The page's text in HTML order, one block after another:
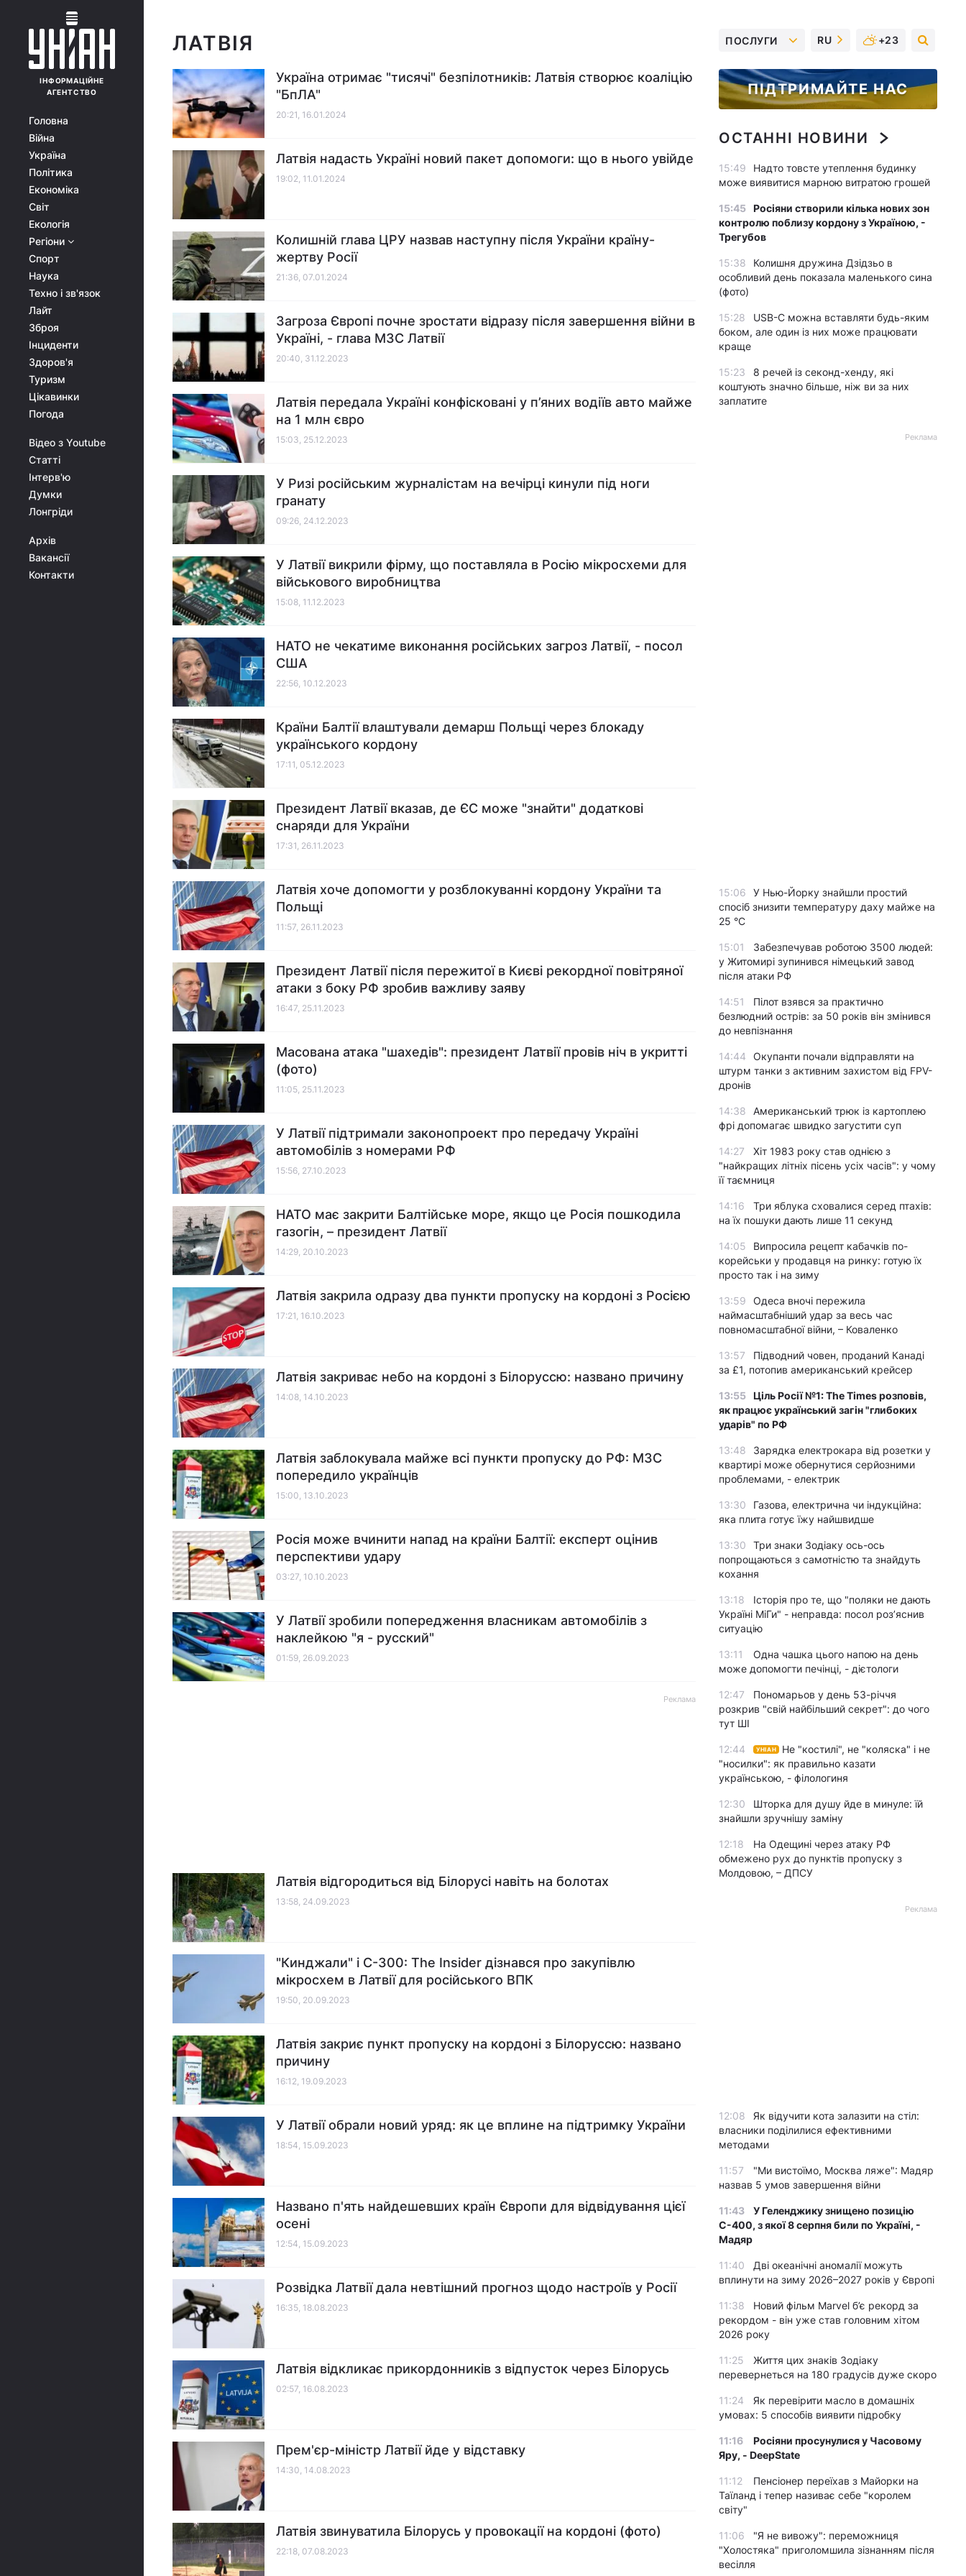
ІНФОРМАЦІЙНЕ
АГЕНТСТВО
Головна
Війна
Україна
Політика
Економіка
Світ
Екологія
Регіони
Спорт
Наука
Техно і зв'язок
Лайт
Зброя
Інциденти
Здоров'я
Туризм
Цікавинки
Погода
Відео з Youtube
Статті
Інтерв'ю
Думки
Лонгріди
Архів
Вакансії
Контакти
ЛАТВІЯ
Україна отримає "тисячі" безпілотників: Латвія створює коаліцію
"БпЛА"
20:21, 16.01.2024
Латвія надасть Україні новий пакет допомоги: що в нього увійде
19:02, 11.01.2024
Колишній глава ЦРУ назвав наступну після України країну-
жертву Росії
21:36, 07.01.2024
Загроза Європі почне зростати відразу після завершення війни в
Україні, - глава МЗС Латвії
20:40, 31.12.2023
Латвія передала Україні конфісковані у п’яних водіїв авто майже
на 1 млн євро
15:03, 25.12.2023
У Ризі російським журналістам на вечірці кинули під ноги
гранату
09:26, 24.12.2023
У Латвії викрили фірму, що поставляла в Росію мікросхеми для
військового виробництва
15:08, 11.12.2023
НАТО не чекатиме виконання російських загроз Латвії, - посол
США
22:56, 10.12.2023
Країни Балтії влаштували демарш Польщі через блокаду
українського кордону
17:11, 05.12.2023
Президент Латвії вказав, де ЄС може "знайти" додаткові
снаряди для України
17:31, 26.11.2023
Латвія хоче допомогти у розблокуванні кордону України та
Польщі
11:57, 26.11.2023
Президент Латвії після пережитої в Києві рекордної повітряної
атаки з боку РФ зробив важливу заяву
16:47, 25.11.2023
Масована атака "шахедів": президент Латвії провів ніч в укритті
(фото)
11:05, 25.11.2023
У Латвії підтримали законопроект про передачу Україні
автомобілів з номерами РФ
15:56, 27.10.2023
НАТО має закрити Балтійське море, якщо це Росія пошкодила
газогін, – президент Латвії
14:29, 20.10.2023
Латвія закрила одразу два пункти пропуску на кордоні з Росією
17:21, 16.10.2023
Латвія закриває небо на кордоні з Білоруссю: названо причину
14:08, 14.10.2023
Латвія заблокувала майже всі пункти пропуску до РФ: МЗС
попередило українців
15:00, 13.10.2023
Росія може вчинити напад на країни Балтії: експерт оцінив
перспективи удару
03:27, 10.10.2023
У Латвії зробили попередження власникам автомобілів з
наклейкою "я - русский"
01:59, 26.09.2023
Реклама
Латвія відгородиться від Білорусі навіть на болотах
13:58, 24.09.2023
"Кинджали" і С-300: The Insider дізнався про закупівлю
мікросхем в Латвії для російського ВПК
19:50, 20.09.2023
Латвія закриє пункт пропуску на кордоні з Білоруссю: названо
причину
16:12, 19.09.2023
У Латвії обрали новий уряд: як це вплине на підтримку України
18:54, 15.09.2023
Названо п'ять найдешевших країн Європи для відвідування цієї
осені
12:54, 15.09.2023
Розвідка Латвії дала невтішний прогноз щодо настроїв у Росії
16:35, 18.08.2023
Латвія відкликає прикордонників з відпусток через Білорусь
02:57, 16.08.2023
Прем'єр-міністр Латвії йде у відставку
14:30, 14.08.2023
Латвія звинуватила Білорусь у провокації на кордоні (фото)
22:18, 07.08.2023
ПОСЛУГИ RU +23
ПІДТРИМАЙТЕ НАС
ОСТАННІ НОВИНИ
15:49
Надто товсте утеплення будинку
може виявитися марною витратою грошей
15:45 Росіяни створили кілька нових зон
контролю поблизу кордону з Україною, -
Трегубов
15:38
Колишня дружина Дзідзьо в
особливий день показала маленького сина
(фото)
15:28
USB-C можна вставляти будь-яким
боком, але один із них може працювати
краще
15:23
8 речей із секонд-хенду, які
коштують значно більше, ніж ви за них
заплатите
Реклама
15:06
У Нью-Йорку знайшли простий
спосіб знизити температуру даху майже на
25 °C
15:01
Забезпечував роботою 3500 людей:
у Житомирі зупинився німецький завод
після атаки РФ
14:51
Пілот взявся за практично
безлюдний острів: за 50 років він змінився
до невпізнання
14:44
Окупанти почали відправляти на
штурм танки з активним захистом від FPV-
дронів
14:38
Американський трюк із картоплею
фрі допомагає швидко загустити суп
14:27
Хіт 1983 року став однією з
"найкращих літніх пісень усіх часів": у чому
її таємниця
14:16
Три яблука сховалися серед птахів:
на їх пошуки дають лише 11 секунд
14:05
Випросила рецепт кабачків по-
корейськи у продавця на ринку: готую їх
просто так і на зиму
13:59
Одеса вночі пережила
наймасштабніший удар за весь час
повномасштабної війни, – Коваленко
13:57
Підводний човен, проданий Канаді
за £1, потопив американський крейсер
13:55 Ціль Росії №1: The Times розповів,
як працює український загін "глибоких
ударів" по РФ
13:48
Зарядка електрокара від розетки у
квартирі може обернутися серйозними
проблемами, - електрик
13:30
Газова, електрична чи індукційна:
яка плита готує їжу найшвидше
13:30
Три знаки Зодіаку ось-ось
попрощаються з самотністю та знайдуть
кохання
13:18
Історія про те, що "поляки не дають
Україні МіГи" - неправда: посол роз’яснив
ситуацію
13:11
Одна чашка цього напою на день
може допомогти печінці, - дієтологи
12:47
Пономарьов у день 53-річчя
розкрив "свій найбільший секрет": до чого
тут ШІ
12:44 УНІАН
Не "костилі", не "коляска" і не
"носилки": як правильно казати
українською, - філологиня
12:30
Шторка для душу йде в минуле: їй
знайшли зручнішу заміну
12:18
На Одещині через атаку РФ
обмежено рух до пунктів пропуску з
Молдовою, – ДПСУ
Реклама
12:08
Як відучити кота залазити на стіл:
власники поділилися ефективними
методами
11:57
"Ми вистоїмо, Москва ляже": Мадяр
назвав 5 умов завершення війни
11:43
У Геленджику знищено позицію
С-400, з якої 8 серпня били по Україні, -
Мадяр
11:40
Дві океанічні аномалії можуть
вплинути на зиму 2026–2027 років у Європі
11:38
Новий фільм Marvel б’є рекорд за
рекордом - він уже став головним хітом
2026 року
11:25
Життя цих знаків Зодіаку
перевернеться на 180 градусів дуже скоро
11:24
Як перевірити масло в домашніх
умовах: 5 способів виявити підробку
11:16
Росіяни просунулися у Часовому
Яру, - DeepState
11:12
Пенсіонер переїхав з Майорки на
Таїланд і тепер називає себе "королем
світу"
11:06
"Я не вивожу": переможниця
"Холостяка" приголомшила зізнанням після
весілля